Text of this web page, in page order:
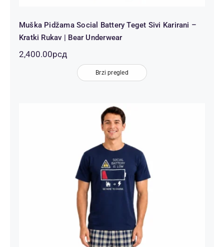
Muška Pidžama Social Battery Teget Sivi Karirani –
Kratki Rukav | Bear Underwear
2,400.00рсд
Brzi pregled
Muška Pidžama Social Battery Teget
Bež Karirani – Kratki Rukav | Bear
Underwear